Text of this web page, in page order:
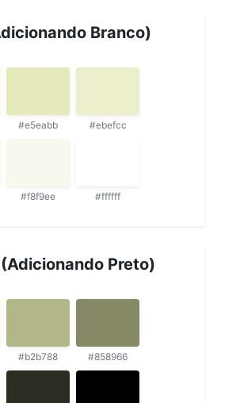
Branco)
#e5eabb #ebefcc
#f8f9ee #ffffff
Preto)
#b2b788 #858966